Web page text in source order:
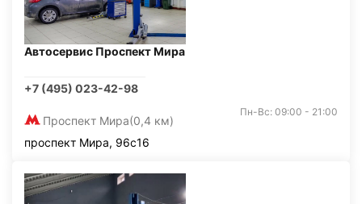
Автосервис Проспект Мира
+7 (495) 023-42-98
Проспект Мира(0,4 км)
Пн-Вс: 09:00 - 21:00
проспект Мира, 96с16